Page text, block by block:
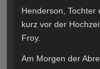
Henderson, Tochter
kurz vor der
Froy.
Am Morgen der